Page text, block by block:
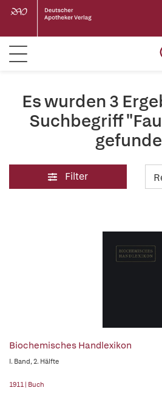
Es wurden 3
Suchbegriff
Filter
Biochemisches Handlexikon
I. Band, 2. Hälfte
1911 | Buch